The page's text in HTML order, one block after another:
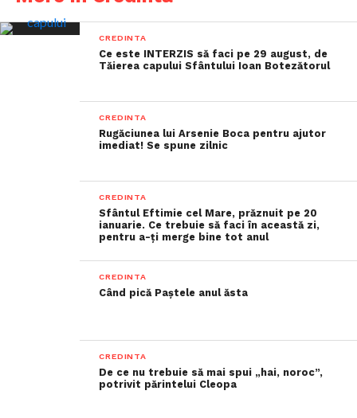
CREDINTA
Ce este INTERZIS să faci pe 29 august, de
Tăierea capului Sfântului Ioan Botezătorul
CREDINTA
Rugăciunea lui Arsenie Boca pentru ajutor
imediat! Se spune zilnic
CREDINTA
Sfântul Eftimie cel Mare, prăznuit pe 20
ianuarie. Ce trebuie să faci în această zi,
pentru a-ți merge bine tot anul
CREDINTA
Când pică Paștele anul ăsta
CREDINTA
De ce nu trebuie să mai spui „hai, noroc”,
potrivit părintelui Cleopa